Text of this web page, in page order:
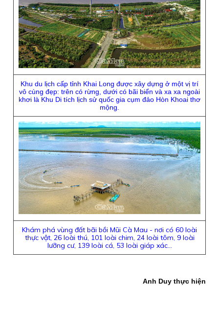
Khu du lịch cấp tỉnh Khai Long được xây dựng ở một vị trí
vô cùng đẹp: trên có rừng, dưới có bãi biển và xa xa ngoài
khơi là Khu Di tích lịch sử quốc gia cụm đảo Hòn Khoai thơ
mộng.
Khám phá vùng đất bãi bồi Mũi Cà Mau - nơi có 60 loài
thực vật, 26 loài thú, 101 loài chim, 24 loài tôm, 9 loài
lưỡng cư, 139 loài cá, 53 loài giáp xác…
Anh Duy thực hiện